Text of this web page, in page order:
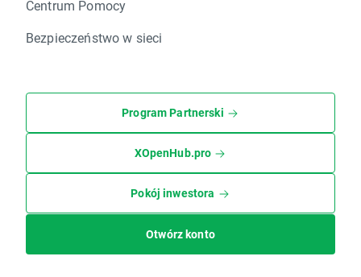
Centrum Pomocy
Bezpieczeństwo w sieci
Program Partnerski
XOpenHub.pro
Pokój inwestora
Otwórz konto